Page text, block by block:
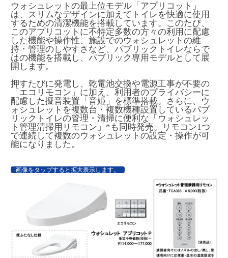
ウォシュレットの最上位モデル「アプリコット」
は、スリムなデザインに加えてトイレを快適に使用
するための清潔機能を搭載しています。このたび、
このアプリコットに不特定多数の方々の利用に配慮
した機能や操作性、施設でのウォシュレットの維
持・管理のしやすさなど、パブリックトイレならで
はの機能を搭載し、パブリック専用モデルとして展
開します。
押すたびに発電し、乾電池交換や電源工事が不要の
「エコリモコン」に加え、利用者のプライバシーに
配慮した擬音装置「音姫」を標準搭載。さらに、ウ
ォシュレットを複数台・複数機種設置しているパブ
リックトイレの管理・清掃に便利な「ウォシュレッ
ト管理清掃用リモコン」 * も同時発売。リモコン1つ
で連続して複数のウォシュレットの設定・操作が可
能になりました。
画像をタップすると拡大表示します。